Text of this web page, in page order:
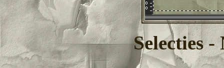
Selecties -